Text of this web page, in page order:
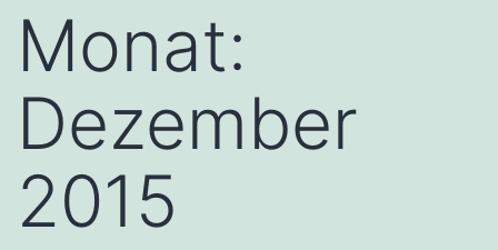
Monat:
Dezember
2015